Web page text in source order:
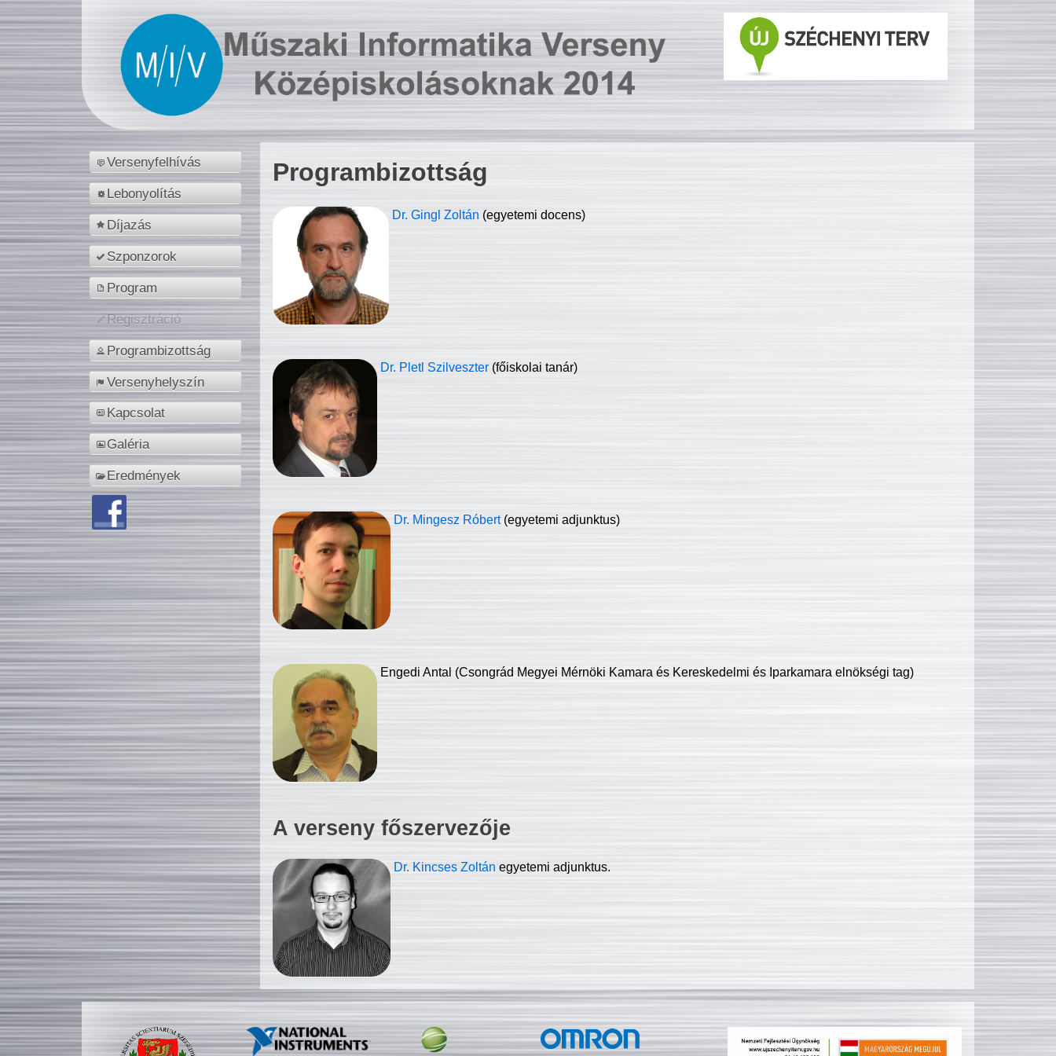
Versenyfelhívás
Lebonyolítás
Díjazás
Szponzorok
Program
Regisztráció
Programbizottság
Versenyhelyszín
Kapcsolat
Galéria
Eredmények
Programbizottság
Dr. Gingl Zoltán (egyetemi docens)
Dr. Pletl Szilveszter (főiskolai tanár)
Dr. Mingesz Róbert (egyetemi adjunktus)
Engedi Antal (Csongrád Megyei Mérnöki Kamara és Kereskedelmi és Iparkamara elnökségi tag)
A verseny főszervezője
Dr. Kincses Zoltán egyetemi adjunktus.